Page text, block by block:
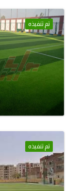
تم تنفيذه
تم تنفيذه